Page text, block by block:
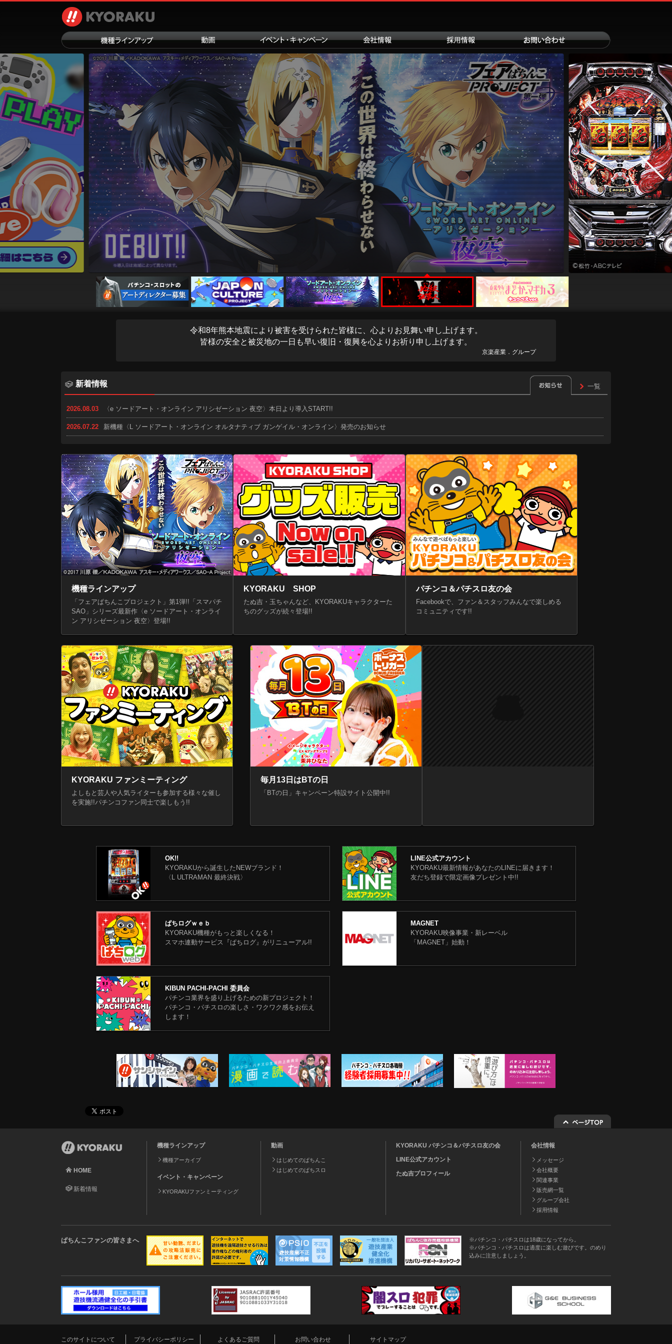
令和8年熊本地震により被害を受けられた皆様に、 心よりお見舞い申し上げます。
皆様の安全と被災地の一日も早い復旧・復興を心よりお祈り申し上げます。
京楽産業．グループ
新着情報 一覧
2026.08.03 〈e ソードアート・オンライン アリシゼーション 夜空〉本日より導入START!!
2026.07.22 新機種〈L ソードアート・オンライン オルタナティブ ガンゲイル・オンライン〉発売のお知らせ
2026年7月29日（水）よりサンシャインKYORAKUにてフィールドテスト開始!!
2026.07.13 「フェアぱちんこプロジェクト」第1弾!!「スマパチSAO」シリーズ最新作〈e ソードアート・オンライン アリシゼーション 夜空〉8月3日（月）より導入開始!!
2026.07.06 〈ぱちんこ 必殺仕事人Ⅵ〉全国のホールで導入スタート!!
機種ラインアップ
「フェアぱちんこプロジェクト」第1弾!!「スマパチ
SAO」シリーズ最新作〈e ソードアート・オンライ
ン アリシゼーション 夜空〉登場!!
KYORAKU SHOP
たぬ吉・玉ちゃんなど、KYORAKUキャラクターた
ちのグッズが続々登場!!
パチンコ＆パチスロ友の会
Facebookで、ファン＆スタッフみんなで楽しめる
コミュニティです!!
KYORAKU ファンミーティング
よしもと芸人や人気ライターも参加する様々な催し
を実施!!パチンコファン同士で楽しもう!!
毎月13日はBTの日
「BTの日」キャンペーン特設サイト公開中!!
OK!!
KYORAKUから誕生したNEWブランド！
〈L ULTRAMAN 最終決戦〉
LINE公式アカウント
KYORAKU最新情報があなたのLINEに届きます！
友だち登録で限定画像プレゼント中!!
ぱちログｗｅｂ
KYORAKU機種がもっと楽しくなる！
スマホ連動サービス『ぱちログ』がリニューアル!!
MAGNET
KYORAKU映像事業・新レーベル
「MAGNET」始動！
KIBUN PACHI-PACHI 委員会
パチンコ業界を盛り上げるための新プロジェクト！
パチンコ・パチスロの楽しさ・ワクワク感をお伝え
します！
HOME
新着情報
機種ラインアップ
機種アーカイブ
イベント・キャンペーン
KYORAKUファンミーティング
動画
はじめてのぱちんこ
はじめてのぱちスロ
KYORAKU パチンコ＆パチスロ友の会
LINE公式アカウント
たぬ吉プロフィール
会社情報
メッセージ
会社概要
関連事業
販売網一覧
グループ会社
採用情報
ぱちんこファンの皆さまへ
※パチンコ・パチスロは18歳になってから。
※パチンコ・パチスロは適度に楽しむ遊びです。のめり
込みに注意しましょう。
このサイトについて プライバシーポリシー よくあるご質問 お問い合わせ サイトマップ